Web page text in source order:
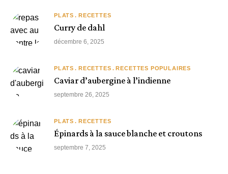
PLATS RECETTES
Curry de dahl
décembre 6, 2025
PLATS RECETTES RECETTES POPULAIRES
Caviar d’aubergine à l’indienne
septembre 26, 2025
PLATS RECETTES
Épinards à la sauce blanche et croutons
septembre 7, 2025